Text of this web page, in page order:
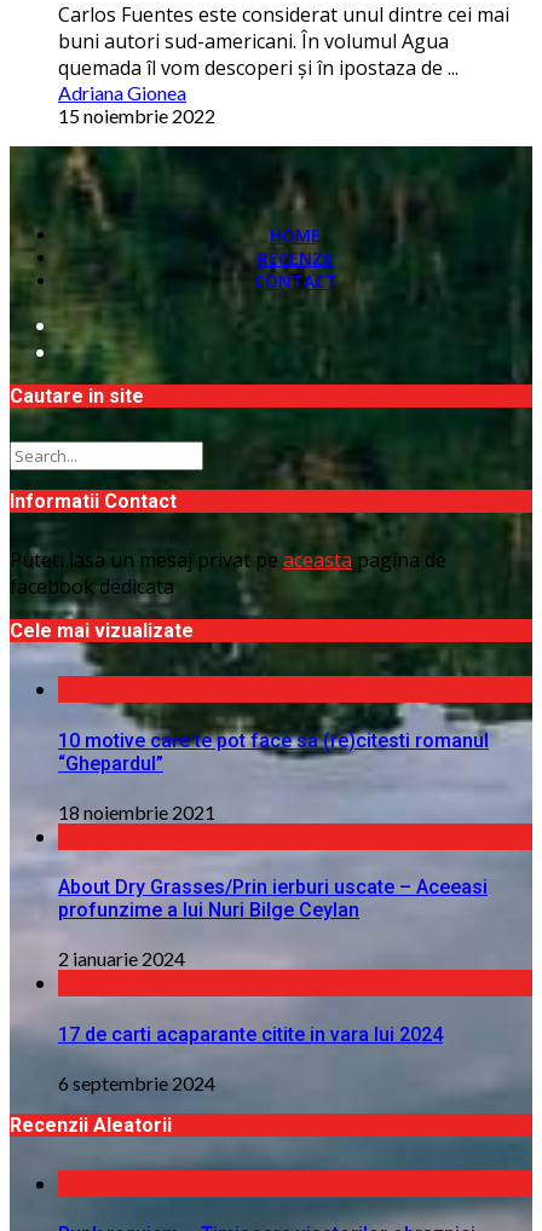
Carlos Fuentes este considerat unul dintre cei mai
buni autori sud-americani. În volumul Agua
quemada îl vom descoperi și în ipostaza de ...
Adriana Gionea
15 noiembrie 2022
HOME
RECENZII
CONTACT
Cautare in site
Informatii Contact
Puteti lasa un mesaj privat pe aceasta pagina de
facebook dedicata
Cele mai vizualizate
10 motive care te pot face sa (re)citesti romanul
“Ghepardul”
18 noiembrie 2021
About Dry Grasses/Prin ierburi uscate – Aceeasi
profunzime a lui Nuri Bilge Ceylan
2 ianuarie 2024
17 de carti acaparante citite in vara lui 2024
6 septembrie 2024
Recenzii Aleatorii